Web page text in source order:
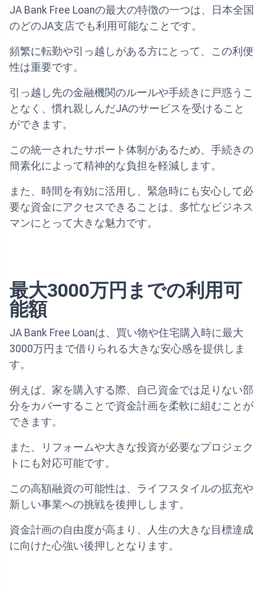
JA Bank Free Loanの最大の特徴の一つは、日本全国
のどのJA支店でも利用可能なことです。
頻繁に転勤や引っ越しがある方にとって、この利便
性は重要です。
引っ越し先の金融機関のルールや手続きに戸惑うこ
となく、慣れ親しんだJAのサービスを受けること
ができます。
この統一されたサポート体制があるため、手続きの
簡素化によって精神的な負担を軽減します。
また、時間を有効に活用し、緊急時にも安心して必
要な資金にアクセスできることは、多忙なビジネス
マンにとって大きな魅力です。
最大3000万円までの利用可
能額
JA Bank Free Loanは、買い物や住宅購入時に最大
3000万円まで借りられる大きな安心感を提供しま
す。
例えば、家を購入する際、自己資金では足りない部
分をカバーすることで資金計画を柔軟に組むことが
できます。
また、リフォームや大きな投資が必要なプロジェク
トにも対応可能です。
この高額融資の可能性は、ライフスタイルの拡充や
新しい事業への挑戦を後押しします。
資金計画の自由度が高まり、人生の大きな目標達成
に向けた心強い後押しとなります。